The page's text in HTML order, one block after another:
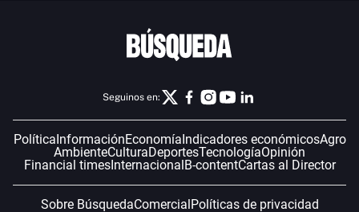
Seguinos en:
Política InformaciónEconomía Indicadores económicosAgro
AmbienteCulturaDeportesTecnologíaOpinión
Financial timesInternacional B-contentCartas al Director
Sobre BúsquedaComercial Políticas de privacidad